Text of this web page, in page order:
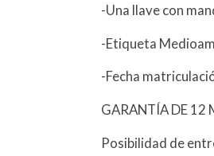
-Una llave con
-Etiqueta
-Fecha
GARANTÍA DE 12
Posibilidad de